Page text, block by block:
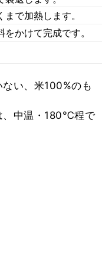
で加熱します。
かけて完成です。
い、米100%のも
、中温・180℃程で